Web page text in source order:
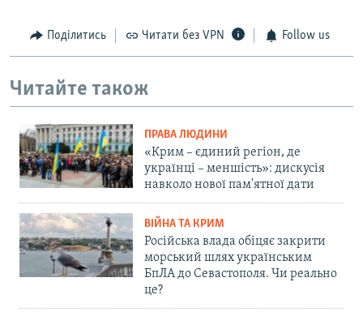
Поділитись Читати без VPN Follow us
Читайте також
ПРАВА ЛЮДИНИ
«Крим – єдиний регіон, де
українці – меншість»: дискусія
навколо нової пам'ятної дати
ВІЙНА ТА КРИМ
Російська влада обіцяє закрити
морський шлях українським
БпЛА до Севастополя. Чи реально
це?